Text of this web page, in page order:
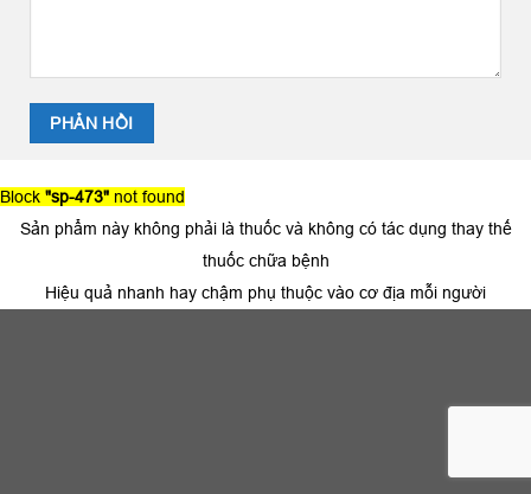
Block "sp-473" not found
Sản phẩm này không phải là thuốc và không có tác dụng thay thế
thuốc chữa bệnh
Hiệu quả nhanh hay chậm phụ thuộc vào cơ địa mỗi người